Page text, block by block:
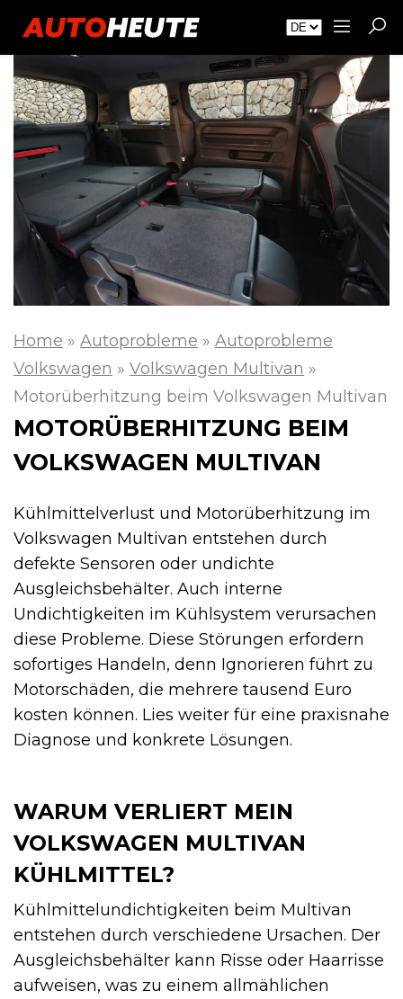
Home » Autoprobleme » Autoprobleme
Volkswagen » Volkswagen Multivan »
Motorüberhitzung beim Volkswagen Multivan
MOTORÜBERHITZUNG BEIM
VOLKSWAGEN MULTIVAN
Kühlmittelverlust und Motorüberhitzung im
Volkswagen Multivan entstehen durch
defekte Sensoren oder undichte
Ausgleichsbehälter. Auch interne
Undichtigkeiten im Kühlsystem verursachen
diese Probleme. Diese Störungen erfordern
sofortiges Handeln, denn Ignorieren führt zu
Motorschäden, die mehrere tausend Euro
kosten können. Lies weiter für eine praxisnahe
Diagnose und konkrete Lösungen.
WARUM VERLIERT MEIN
VOLKSWAGEN MULTIVAN
KÜHLMITTEL?
Kühlmittelundichtigkeiten beim Multivan
entstehen durch verschiedene Ursachen. Der
Ausgleichsbehälter kann Risse oder Haarrisse
aufweisen, was zu einem allmählichen